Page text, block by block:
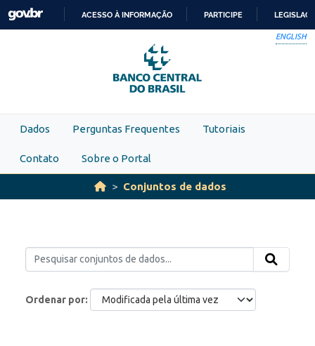
Skip to main content
PARA
O
CONTEÚDO
ACESSO À INFORMAÇÃO PARTICIPE
ENGLISH
Dados Perguntas Frequentes Tutoriais
Contato Sobre o Portal
Conjuntos de dados
Ordenar por